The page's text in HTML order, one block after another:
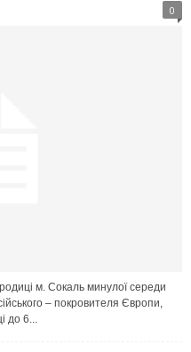
0
м. Сокаль минулої середи
– покровителя Європи,
до 6...